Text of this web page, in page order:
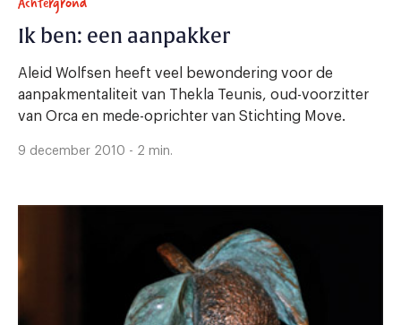
Ik ben: een aanpakker
Aleid Wolfsen heeft veel bewondering voor de
aanpakmentaliteit van Thekla Teunis, oud-voorzitter
van Orca en mede-oprichter van Stichting Move.
9 december 2010 - 2 min.